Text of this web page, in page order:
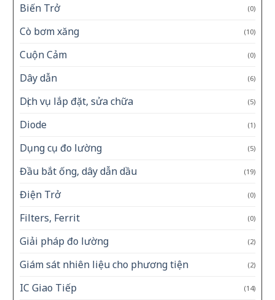
Biến Trở
(0)
Cò bơm xăng (10)
Cuộn Cảm (0)
Dây dẫn (6)
Dịch vụ lắp đặt, sửa chữa (5)
Diode (1)
Dụng cụ đo lường (5)
Đầu bắt ống, dây dẫn dầu (19)
Điện Trở (0)
Filters, Ferrit (0)
Giải pháp đo lường (2)
Giám sát nhiên liệu cho phương tiện (2)
IC Giao Tiếp (14)